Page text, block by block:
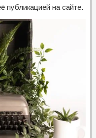
публикацией на сайте.